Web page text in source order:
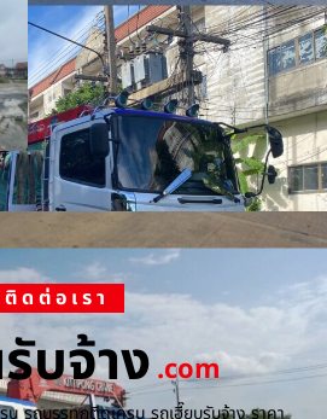
ติดต่อเรา
บจ้าง.com
รน รถบรรทุกติดเครน รถเฮี๊ยบรับจ้าง ราคา